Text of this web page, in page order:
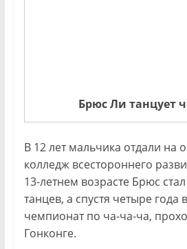
Брюс Ли танцует
В 12 лет мальчика отдали на
колледж всестороннего
13-летнем возрасте Брюс
танцев, а спустя четыре года
чемпионат по ча-ча-ча,
Гонконге.